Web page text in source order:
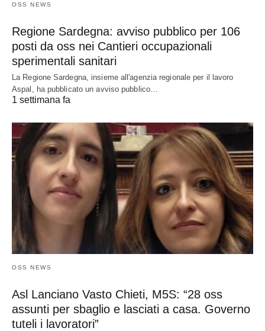
OSS NEWS
Regione Sardegna: avviso pubblico per 106
posti da oss nei Cantieri occupazionali
sperimentali sanitari
La Regione Sardegna, insieme all'agenzia regionale per il lavoro
Aspal, ha pubblicato un avviso pubblico…
1 settimana fa
OSS NEWS
Asl Lanciano Vasto Chieti, M5S: “28 oss
assunti per sbaglio e lasciati a casa. Governo
tuteli i lavoratori”